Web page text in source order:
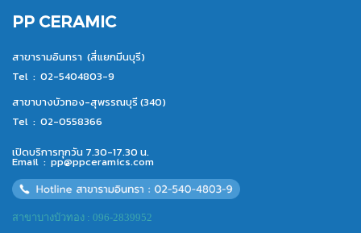
PP CERAMIC
สาขารามอินทรา (สี่แยกมีนบุรี)
Tel : 02-5404803-9
สาขาบางบัวทอง-สุพรรณบุรี (340)
Tel : 02-0558366
เปิดบริการทุกวัน 7.30-17.30 น.
Email : pp@ppceramics.com
สาขาบางบัวทอง : 096-2839952